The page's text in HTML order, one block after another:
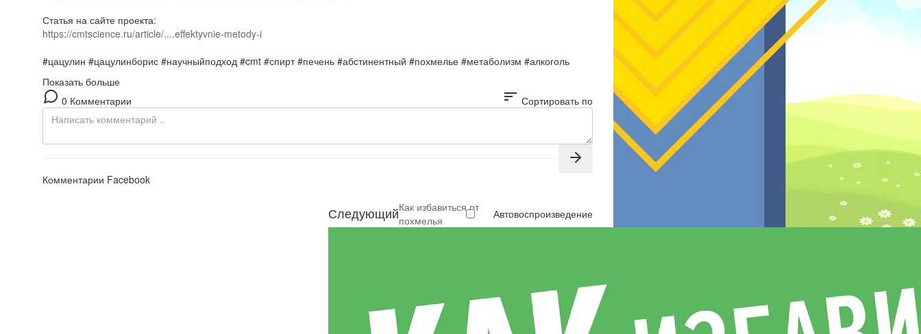
Статья на сайте проекта:
https://cmtscience.ru/article/....effektyvnie-metody-i
#цацулин #цацулинборис #научныйподход #cmt #спирт #печень #абстинентный #похмелье #метаболизм #алкоголь
Показать больше
0 Комментарии
sort Сортировать по
Комментарии Facebook
Следующий Автовоспроизведение
Как избавиться от
похмелья